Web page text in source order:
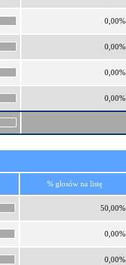
0,00%
0,00%
0,00%
0,00%
% głosów na listę
50,00%
0,00%
0,00%